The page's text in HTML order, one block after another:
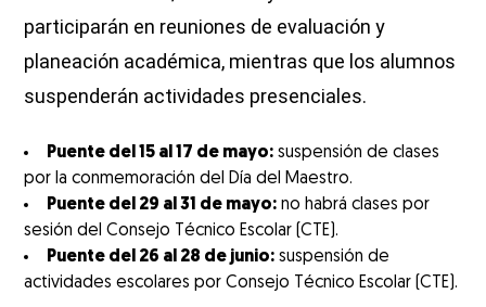
participarán en reuniones de evaluación y
planeación académica, mientras que los alumnos
suspenderán actividades presenciales.
Puente del 15 al 17 de mayo: suspensión de clases
por la conmemoración del Día del Maestro.
Puente del 29 al 31 de mayo: no habrá clases por
sesión del Consejo Técnico Escolar (CTE).
Puente del 26 al 28 de junio: suspensión de
actividades escolares por Consejo Técnico Escolar (CTE).